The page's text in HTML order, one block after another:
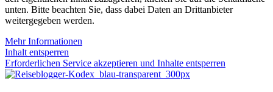
unten. Bitte beachten Sie, dass dabei Daten an Drittanbieter
weitergegeben werden.
Mehr Informationen
Inhalt entsperren
Erforderlichen Service akzeptieren und Inhalte entsperren